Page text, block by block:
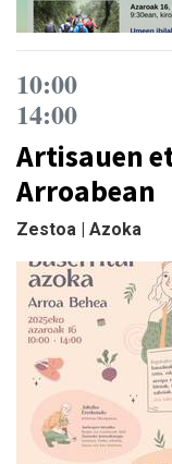
10:00
14:00
Artisauen
Arroabean
Zestoa | Azoka